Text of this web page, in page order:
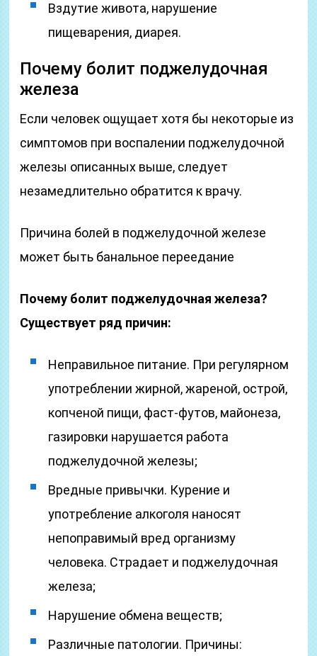
Вздутие живота, нарушение
пищеварения, диарея.
Почему болит поджелудочная
железа
Если человек ощущает хотя бы некоторые из
симптомов при воспалении поджелудочной
железы описанных выше, следует
незамедлительно обратится к врачу.
Причина болей в поджелудочной железе
может быть банальное переедание
Почему болит поджелудочная железа?
Существует ряд причин:
Неправильное питание. При регулярном
употреблении жирной, жареной, острой,
копченой пищи, фаст-футов, майонеза,
газировки нарушается работа
поджелудочной железы;
Вредные привычки. Курение и
употребление алкоголя наносят
непоправимый вред организму
человека. Страдает и поджелудочная
железа;
Нарушение обмена веществ;
Различные патологии. Причины: